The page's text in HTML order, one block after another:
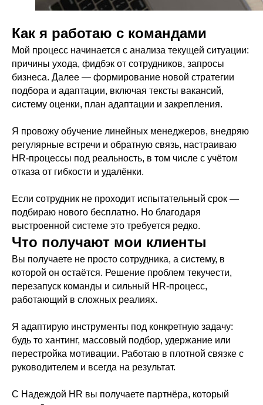
Как я работаю с командами
Мой процесс начинается с анализа текущей ситуации:
причины ухода, фидбэк от сотрудников, запросы
бизнеса. Далее — формирование новой стратегии
подбора и адаптации, включая тексты вакансий,
систему оценки, план адаптации и закрепления.
Я провожу обучение линейных менеджеров, внедряю
регулярные встречи и обратную связь, настраиваю
HR-процессы под реальность, в том числе с учётом
отказа от гибкости и удалёнки.
Если сотрудник не проходит испытательный срок —
подбираю нового бесплатно. Но благодаря
выстроенной системе это требуется редко.
Что получают мои клиенты
Вы получаете не просто сотрудника, а систему, в
которой он остаётся. Решение проблем текучести,
перезапуск команды и сильный HR-процесс,
работающий в сложных реалиях.
Я адаптирую инструменты под конкретную задачу:
будь то хантинг, массовый подбор, удержание или
перестройка мотивации. Работаю в плотной связке с
руководителем и всегда на результат.
С Надеждой HR вы получаете партнёра, который